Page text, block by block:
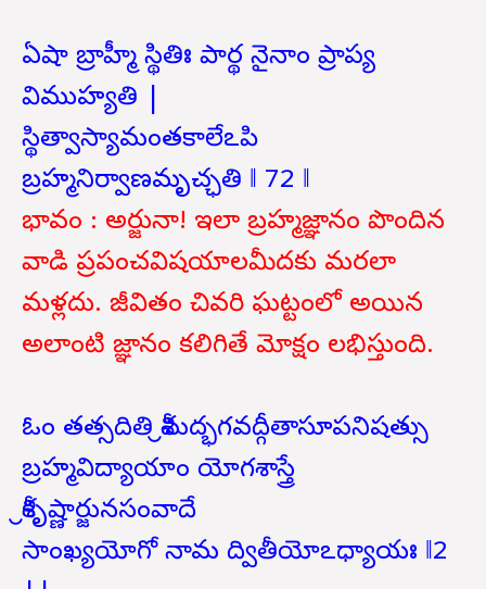
ఏషా బ్రాహ్మీ స్థితిః పార్థ నైనాం ప్రాప్య
విముహ్యతి |
స్థిత్వాస్యామంతకాలేఽపి
బ్రహ్మనిర్వాణమృచ్ఛతి ‖ 72 ‖
భావం : అర్జునా! ఇలా బ్రహ్మజ్ఞానం పొందిన
వాడి ప్రపంచవిషయాలమీదకు మరలా
మళ్లదు. జీవితం చివరి ఘట్టంలో అయిన
అలాంటి జ్ఞానం కలిగితే మోక్షం లభిస్తుంది.
ఓం తత్సదితి శ్రీమద్భగవద్గీతాసూపనిషత్సు
బ్రహ్మవిద్యాయాం యోగశాస్త్రే
శ్రీకృష్ణార్జునసంవాదే
సాంఖ్యయోగో నామ ద్వితీయోఽధ్యాయః ‖2